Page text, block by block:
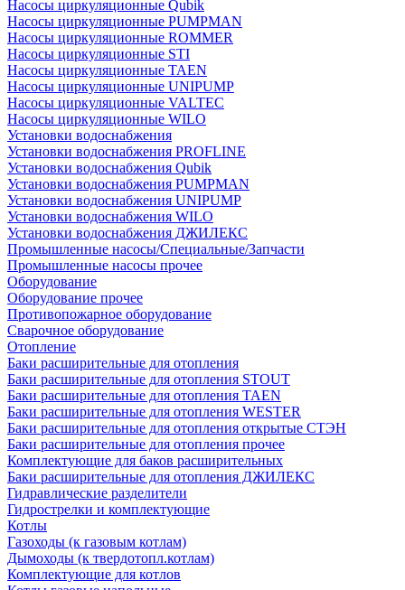
Насосы циркуляционные Qubik
Насосы циркуляционные PUMPMAN
Насосы циркуляционные ROMMER
Насосы циркуляционные STI
Насосы циркуляционные TAEN
Насосы циркуляционные UNIPUMP
Насосы циркуляционные VALTEC
Насосы циркуляционные WILO
Установки водоснабжения
Установки водоснабжения PROFLINE
Установки водоснабжения Qubik
Установки водоснабжения PUMPMAN
Установки водоснабжения UNIPUMP
Установки водоснабжения WILO
Установки водоснабжения ДЖИЛЕКС
Промышленные насосы/Специальные/Запчасти
Промышленные насосы прочее
Оборудование
Оборудование прочее
Противопожарное оборудование
Сварочное оборудование
Отопление
Баки расширительные для отопления
Баки расширительные для отопления STOUT
Баки расширительные для отопления TAEN
Баки расширительные для отопления WESTER
Баки расширительные для отопления открытые СТЭН
Баки расширительные для отопления прочее
Комплектующие для баков расширительных
Баки расширительные для отопления ДЖИЛЕКС
Гидравлические разделители
Гидрострелки и комплектующие
Котлы
Газоходы (к газовым котлам)
Дымоходы (к твердотопл.котлам)
Комплектующие для котлов